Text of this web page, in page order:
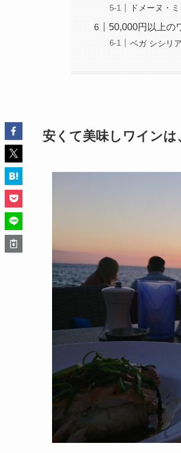
ドメーヌ・
50,000円以上の
ベガ シシリ
安くて美味しワインは